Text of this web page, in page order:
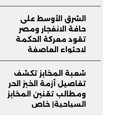
وترامب يدعم وزير
دفاعه
الشرق الأوسط على
حافة الانفجار ومصر
تقود معركة الحكمة
لاحتواء العاصفة
شعبة المخابز تكشف
تفاصيل أزمة الخبز الحر
ومطالب تقنين المخابز
السياحية| خاص